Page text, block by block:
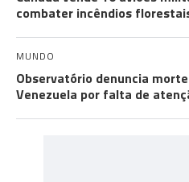
combater incêndios
MUNDO
Observatório denuncia
Venezuela por falta de